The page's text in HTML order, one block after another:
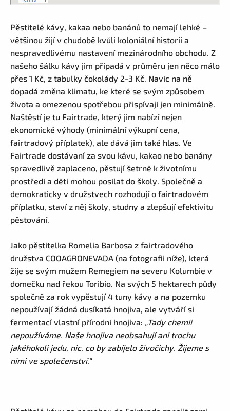
Pěstitelé kávy, kakaa nebo banánů to nemají lehké –
většinou žijí v chudobě kvůli koloniální historii a
nespravedlivému nastavení mezinárodního obchodu. Z
našeho šálku kávy jim připadá v průměru jen něco málo
přes 1 Kč, z tabulky čokolády 2-3 Kč. Navíc na ně
dopadá změna klimatu, ke které se svým způsobem
života a omezenou spotřebou přispívají jen minimálně.
Naštěstí je tu Fairtrade, který jim nabízí nejen
ekonomické výhody (minimální výkupní cena,
fairtradový příplatek), ale dává jim také hlas. Ve
Fairtrade dostávaní za svou kávu, kakao nebo banány
spravedlivě zaplaceno, pěstují šetrně k životnímu
prostředí a děti mohou posílat do školy. Společně a
demokraticky v družstvech rozhodují o fairtradovém
příplatku, staví z něj školy, studny a zlepšují efektivitu
pěstování.
Jako pěstitelka Romelia Barbosa z fairtradového
družstva COOAGRONEVADA (na fotografii níže), která
žije se svým mužem Remegiem na severu Kolumbie v
domečku nad řekou Toribio. Na svých 5 hektarech půdy
společně za rok vypěstují 4 tuny kávy a na pozemku
nepoužívají žádná dusíkatá hnojiva, ale vytváří si
fermentací vlastní přírodní hnojiva: „Tady chemii
nepoužíváme. Naše hnojiva neobsahují ani trochu
jakéhokoli jedu, nic, co by zabíjelo živočichy. Žijeme s
nimi ve společenství.“